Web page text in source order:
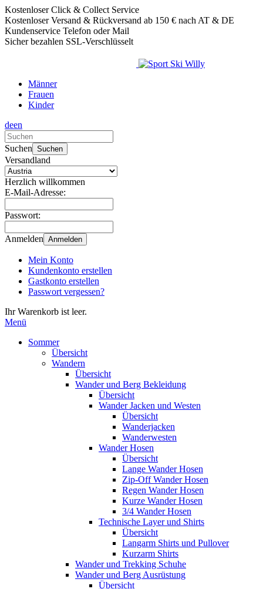
Kostenloser Click & Collect Service
Kostenloser Versand & Rückversand ab 150 € nach AT & DE
Kundenservice Telefon oder Mail
Sicher bezahlen SSL-Verschlüsselt
Männer
Frauen
Kinder
deen
die
nach
oben
unten,
um
das
können
Touch-
und
Streichgesten
verwenden.
Suchen Suchen
Versandland
Herzlich willkommen
E-Mail-Adresse:
Passwort:
Anmelden Anmelden
Mein Konto
Kundenkonto erstellen
Gastkonto erstellen
Passwort vergessen?
Ihr Warenkorb ist leer.
Menü
Sommer
Übersicht
Wandern
Übersicht
Wander und Berg Bekleidung
Übersicht
Wander Jacken und Westen
Übersicht
Wanderjacken
Wanderwesten
Wander Hosen
Übersicht
Lange Wander Hosen
Zip-Off Wander Hosen
Regen Wander Hosen
Kurze Wander Hosen
3/4 Wander Hosen
Technische Layer und Shirts
Übersicht
Langarm Shirts und Pullover
Kurzarm Shirts
Wander und Trekking Schuhe
Wander und Berg Ausrüstung
Übersicht